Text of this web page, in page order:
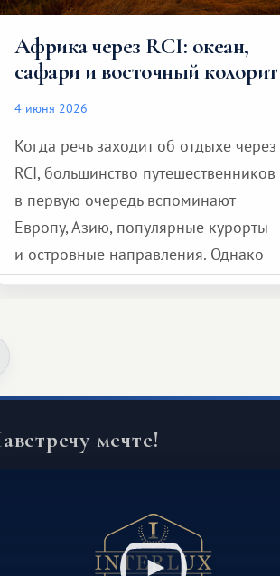
Африка через RCI: океан,
сафари и восточный колорит
4 июня 2026
Когда речь заходит об отдыхе через
RCI, большинство путешественников
в первую очередь вспоминают
Европу, Азию, популярные курорты
и островные направления. Однако
возможности обменной системы
мечте!